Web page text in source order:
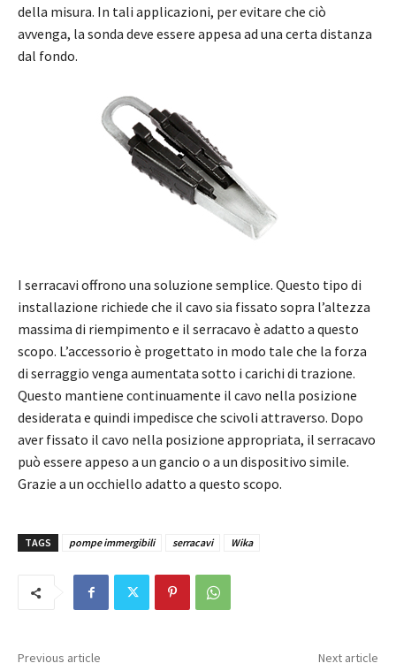
della misura. In tali applicazioni, per evitare che ciò
avvenga, la sonda deve essere appesa ad una certa distanza
dal fondo.
I serracavi offrono una soluzione semplice. Questo tipo di
installazione richiede che il cavo sia fissato sopra l’altezza
massima di riempimento e il serracavo è adatto a questo
scopo. L’accessorio è progettato in modo tale che la forza
di serraggio venga aumentata sotto i carichi di trazione.
Questo mantiene continuamente il cavo nella posizione
desiderata e quindi impedisce che scivoli attraverso. Dopo
aver fissato il cavo nella posizione appropriata, il serracavo
può essere appeso a un gancio o a un dispositivo simile.
Grazie a un occhiello adatto a questo scopo.
TAGS pompe immergibili serracavi Wika
Previous article Next article